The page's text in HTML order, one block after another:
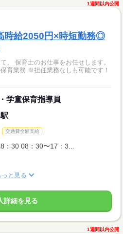
1週間以内公開
時給2050円×時短勤務◎
、 保育士のお仕事をお任せします。
も可能です！
学童保育指導員
交通費全額支給
：30 08：30〜17：3...
っと見る
詳細を見る
1週間以内公開